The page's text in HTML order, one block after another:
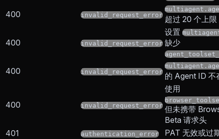
400 invalid_request_error 超过 20 个上限
400 invalid_request_error
设置
缺少
400 invalid_request_error 的 Agent ID 不
400 invalid_request_error
使用
但未携带
Beta 请求头
401
authentication_error
PAT 无效或过